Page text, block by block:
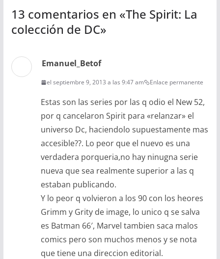
13 comentarios en «The Spirit: La
colección de DC»
Emanuel_Betof
el septiembre 9, 2013 a las 9:47 am Enlace permanente
Estas son las series por las q odio el New 52,
por q cancelaron Spirit para «relanzar» el
universo Dc, haciendolo supuestamente mas
accesible??. Lo peor que el nuevo es una
verdadera porqueria,no hay ninugna serie
nueva que sea realmente superior a las q
estaban publicando.
Y lo peor q volvieron a los 90 con los heores
Grimm y Grity de image, lo unico q se salva
es Batman 66′, Marvel tambien saca malos
comics pero son muchos menos y se nota
que tiene una direccion editorial.